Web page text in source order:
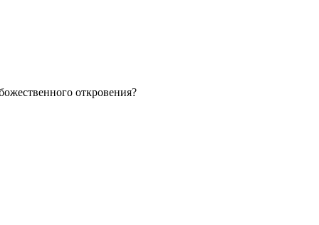
откровения?